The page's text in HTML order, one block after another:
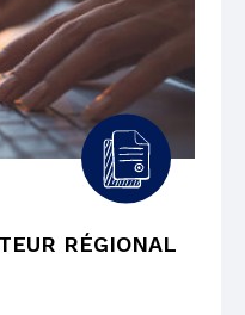
RÉGIONAL